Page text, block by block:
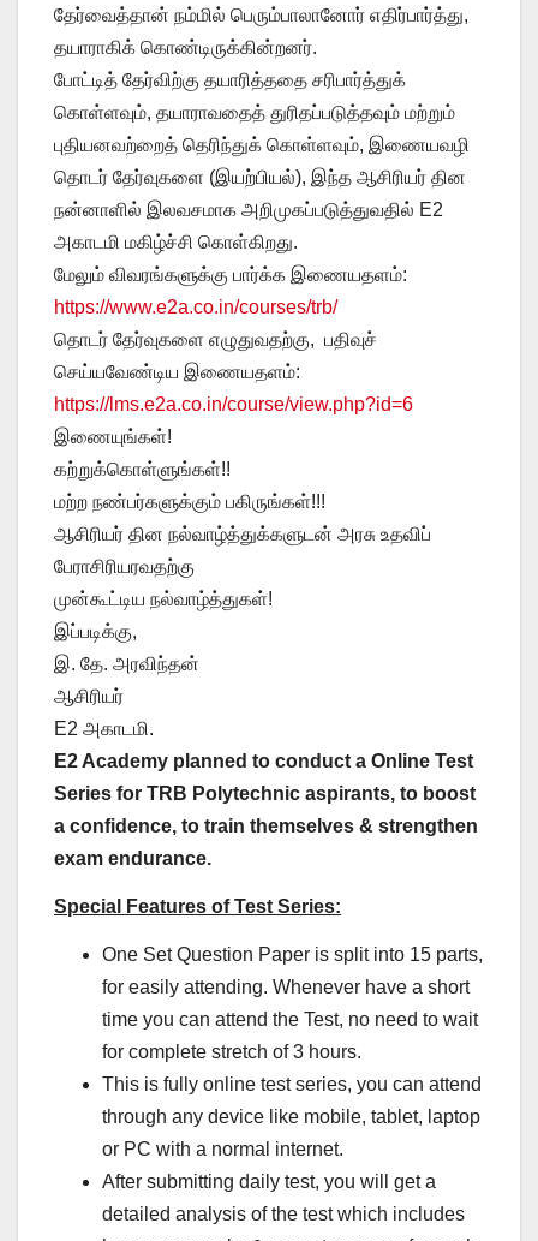
தேர்வைத்தான் நம்மில் பெரும்பாலானோர் எதிர்பார்த்து,
தயாராகிக் கொண்டிருக்கின்றனர்.
போட்டித் தேர்விற்கு தயாரித்ததை சரிபார்த்துக்
கொள்ளவும், தயாராவதைத் துரிதப்படுத்தவும் மற்றும்
புதியனவற்றைத் தெரிந்துக் கொள்ளவும், இணையவழி
தொடர் தேர்வுகளை (இயற்பியல்), இந்த ஆசிரியர் தின
நன்னாளில் இலவசமாக அறிமுகப்படுத்துவதில் E2
அகாடமி மகிழ்ச்சி கொள்கிறது.
மேலும் விவரங்களுக்கு பார்க்க இணையதளம்:
https://www.e2a.co.in/courses/trb/
தொடர் தேர்வுகளை எழுதுவதற்கு, பதிவுச்
செய்யவேண்டிய இணையதளம்:
https://lms.e2a.co.in/course/view.php?id=6
இணையுங்கள்!
கற்றுக்கொள்ளுங்கள்!!
மற்ற நண்பர்களுக்கும் பகிருங்கள்!!!
ஆசிரியர் தின நல்வாழ்த்துக்களுடன் அரசு உதவிப்
பேராசிரியரவதற்கு
முன்கூட்டிய நல்வாழ்த்துகள்!
இப்படிக்கு,
இ. தே. அரவிந்தன்
ஆசிரியர்
E2 அகாடமி.
E2 Academy planned to conduct a Online Test
Series for TRB Polytechnic aspirants, to boost
a confidence, to train themselves & strengthen
exam endurance.
Special Features of Test Series:
One Set Question Paper is split into 15 parts,
for easily attending. Whenever have a short
time you can attend the Test, no need to wait
for complete stretch of 3 hours.
This is fully online test series, you can attend
through any device like mobile, tablet, laptop
or PC with a normal internet.
After submitting daily test, you will get a
detailed analysis of the test which includes